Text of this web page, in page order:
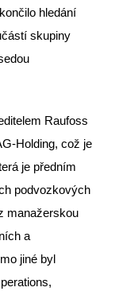
hledání
skupiny
Raufoss
Holding, což je
je předním
podvozkových
manažerskou
a
jiné byl